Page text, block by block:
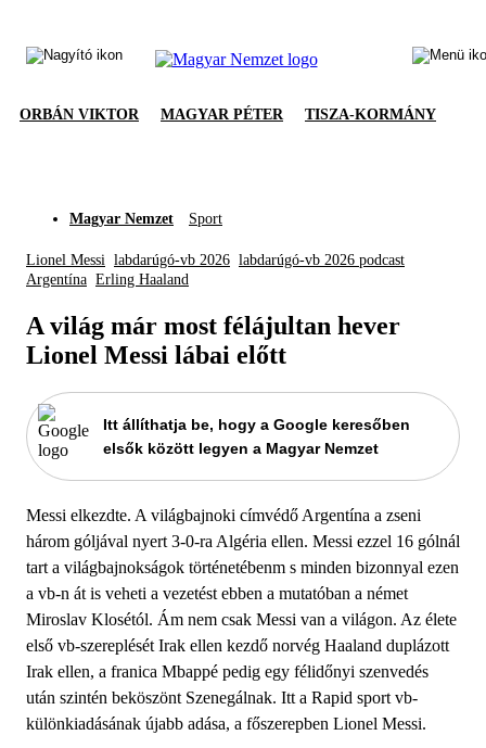
ORBÁN VIKTOR MAGYAR PÉTER TISZA-KORMÁNY
Magyar Nemzet Sport
Lionel Messi labdarúgó-vb 2026 labdarúgó-vb 2026 podcast
Argentína Erling Haaland
A világ már most félájultan hever
Lionel Messi lábai előtt
Itt állíthatja be, hogy a Google keresőben
elsők között legyen a Magyar Nemzet
Messi elkezdte. A világbajnoki címvédő Argentína a zseni
három góljával nyert 3-0-ra Algéria ellen. Messi ezzel 16 gólnál
tart a világbajnokságok történetébenm s minden bizonnyal ezen
a vb-n át is veheti a vezetést ebben a mutatóban a német
Miroslav Klosétól. Ám nem csak Messi van a világon. Az élete
első vb-szereplését Irak ellen kezdő norvég Haaland duplázott
Irak ellen, a franica Mbappé pedig egy félidőnyi szenvedés
után szintén beköszönt Szenegálnak. Itt a Rapid sport vb-
különkiadásának újabb adása, a főszerepben Lionel Messi.